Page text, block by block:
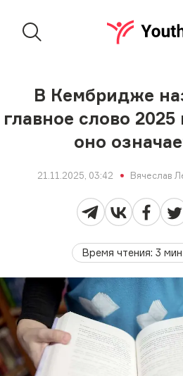
В Кембридже
главное слово 2025
оно
21.11.2025, 03:42 Вячеслав
Время чтения:3 мин